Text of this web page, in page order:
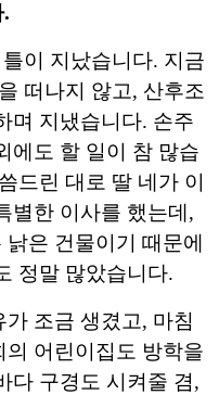
이 지났습니다. 지금
떠나지 않고, 산후조
며 지냈습니다. 손주
에도 할 일이 참 많습
드린 대로 딸 네가 이
별한 이사를 했는데,
은 건물이기 때문에
정말 많았습니다.
조금 생겼고, 마침
어린이집도 방학을
다 구경도 시켜줄 겸,